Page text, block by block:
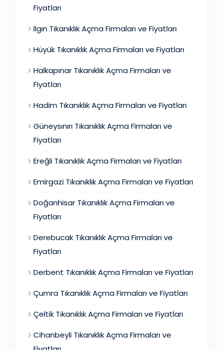
Fiyatları
Ilgın Tıkanıklık Açma Firmaları ve Fiyatları
Hüyük Tıkanıklık Açma Firmaları ve Fiyatları
Halkapınar Tıkanıklık Açma Firmaları ve
Fiyatları
Hadim Tıkanıklık Açma Firmaları ve Fiyatları
Güneysınırı Tıkanıklık Açma Firmaları ve
Fiyatları
Ereğli Tıkanıklık Açma Firmaları ve Fiyatları
Emirgazi Tıkanıklık Açma Firmaları ve Fiyatları
Doğanhisar Tıkanıklık Açma Firmaları ve
Fiyatları
Derebucak Tıkanıklık Açma Firmaları ve
Fiyatları
Derbent Tıkanıklık Açma Firmaları ve Fiyatları
Çumra Tıkanıklık Açma Firmaları ve Fiyatları
Çeltik Tıkanıklık Açma Firmaları ve Fiyatları
Cihanbeyli Tıkanıklık Açma Firmaları ve